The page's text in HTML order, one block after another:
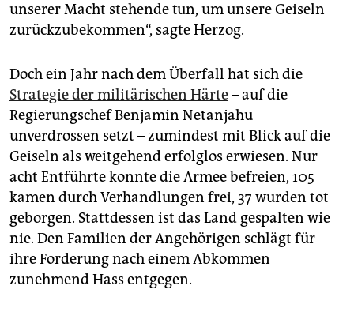
unserer Macht stehende tun, um unsere Geiseln
zurückzubekommen“, sagte Herzog.
Doch ein Jahr nach dem Überfall hat sich die
Strategie der militärischen Härte– auf die
Regierungschef Benjamin Netanjahu
unverdrossen setzt – zumindest mit Blick auf die
Geiseln als weitgehend erfolglos erwiesen. Nur
acht Entführte konnte die Armee befreien, 105
kamen durch Verhandlungen frei, 37 wurden tot
geborgen. Stattdessen ist das Land gespalten wie
nie. Den Familien der Angehörigen schlägt für
ihre Forderung nach einem Abkommen
zunehmend Hass entgegen.